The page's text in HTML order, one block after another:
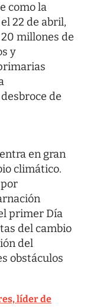
como la
22 de abril,
millones de
y
de
en gran
climático.
primer Día
del cambio
del
obstáculos
líder de